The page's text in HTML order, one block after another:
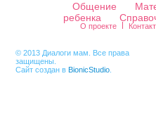
Общение
ребенка
О проекте Контакт
© 2013 Диалоги мам. Все права
защищены.
Сайт создан в BionicStudio